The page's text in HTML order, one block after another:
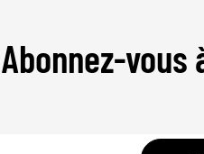
Abonnez-